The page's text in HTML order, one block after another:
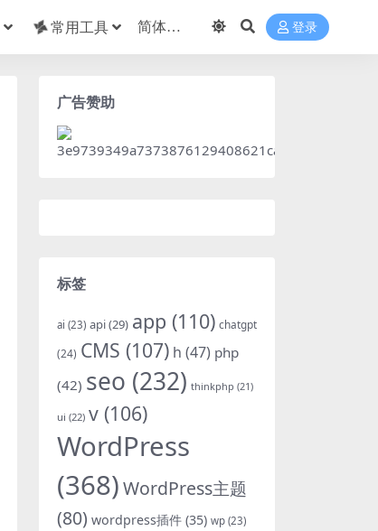
常用工具 登录
广告赞助
标签
ai (23) api(29) app (110) chatgpt
(24) CMS (107) h (47) php
(42) seo (232) thinkphp (21)
ui (22) v (106)
WordPress
(368)WordPress主题
(80) wordpress插件 (35) wp (23)